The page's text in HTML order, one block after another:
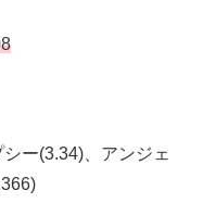
ー(3.34)、アンジェ